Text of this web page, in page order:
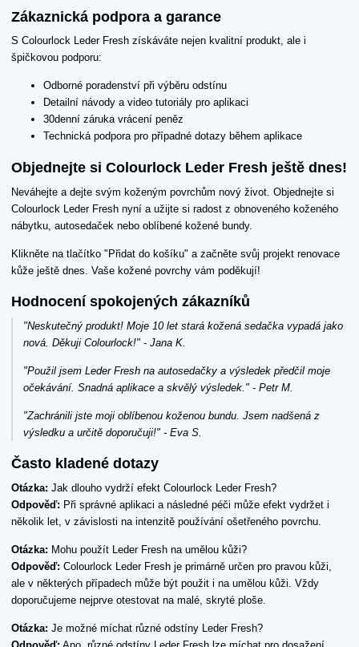
Zákaznická podpora a garance
S Colourlock Leder Fresh získáváte nejen kvalitní produkt, ale i
špičkovou podporu:
Odborné poradenství při výběru odstínu
Detailní návody a video tutoriály pro aplikaci
30denní záruka vrácení peněz
Technická podpora pro případné dotazy během aplikace
Objednejte si Colourlock Leder Fresh ještě dnes!
Neváhejte a dejte svým koženým povrchům nový život. Objednejte si
Colourlock Leder Fresh nyní a užijte si radost z obnoveného koženého
nábytku, autosedaček nebo oblíbené kožené bundy.
Klikněte na tlačítko "Přidat do košíku" a začněte svůj projekt renovace
kůže ještě dnes. Vaše kožené povrchy vám poděkují!
Hodnocení spokojených zákazníků
"Neskutečný produkt! Moje 10 let stará kožená sedačka vypadá jako
nová. Děkuji Colourlock!" - Jana K.
"Použil jsem Leder Fresh na autosedačky a výsledek předčil moje
očekávání. Snadná aplikace a skvělý výsledek." - Petr M.
"Zachránili jste moji oblíbenou koženou bundu. Jsem nadšená z
výsledku a určitě doporučuji!" - Eva S.
Často kladené dotazy
Otázka: Jak dlouho vydrží efekt Colourlock Leder Fresh?
Odpověď: Při správné aplikaci a následné péči může efekt vydržet i
několik let, v závislosti na intenzitě používání ošetřeného povrchu.
Otázka: Mohu použít Leder Fresh na umělou kůži?
Odpověď: Colourlock Leder Fresh je primárně určen pro pravou kůži,
ale v některých případech může být použit i na umělou kůži. Vždy
doporučujeme nejprve otestovat na malé, skryté ploše.
Otázka: Je možné míchat různé odstíny Leder Fresh?